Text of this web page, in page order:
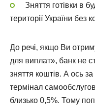
Зняття готівки в
території України без
До речі, якщо Ви
для виплат», банк не
зняття коштів. А ось
термінал
близько 0,5%. Тому